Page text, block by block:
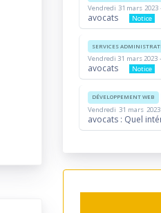
Vendredi 31 mars 2023
avocats
Notice
SERVICES
Vendredi 31 mars 2023
avocats
Notice
DÉVELOPPEMENT WEB
Vendredi 31 mars
avocats : Quel